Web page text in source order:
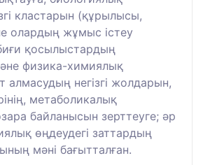
кластарын (құрылысы,
олардың жұмыс істеу
қосылыстардың
физика-химиялық
алмасудың негізгі жолдарын,
метаболикалық
байланысын зерттеуге; әр
өңдеудегі заттардың
мәні бағытталған.